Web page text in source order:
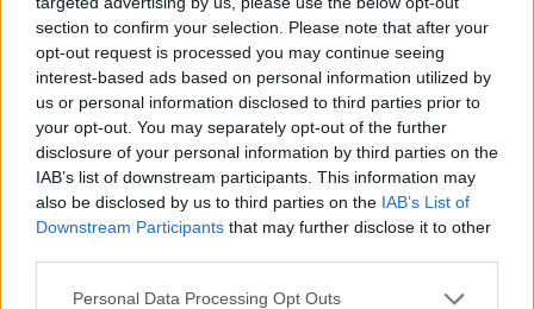
section to confirm your selection. Please note that after your
opt-out request is processed you may continue seeing
interest-based ads based on personal information utilized by
us or personal information disclosed to third parties prior to
your opt-out. You may separately opt-out of the further
disclosure of your personal information by third parties on the
IAB’s list of downstream participants. This information may
also be disclosed by us to third parties on the IAB’s List of
Downstream Participants that may further disclose it to other
Personal Data Processing Opt Outs